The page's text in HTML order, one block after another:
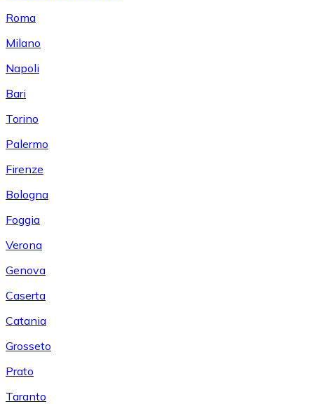
Roma
Milano
Napoli
Bari
Torino
Palermo
Firenze
Bologna
Foggia
Verona
Genova
Caserta
Catania
Grosseto
Prato
Taranto